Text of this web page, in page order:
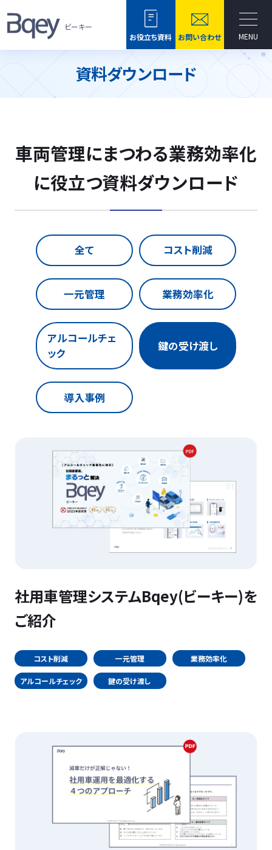
ビーキー
お役立ち資料
お問い合わせ MENU
資料ダウンロード
車両管理にまつわる業務効率化
に役立つ資料ダウンロード
全て コスト削減
一元管理 業務効率化
アルコールチェ
ック
鍵の受け渡し
導入事例
社用車管理システムBqey(ビーキー)を
ご紹介
コスト削減 一元管理 業務効率化
アルコールチェック 鍵の受け渡し